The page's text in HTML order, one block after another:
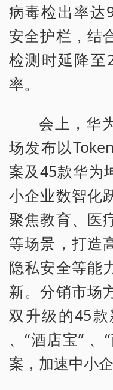
病毒检出率达
安全护栏，结
检测时延降至
率。
会上，华
场发布以
案及45款华为
小企业数智化
聚焦教育、医
等场景，打造
隐私安全等能
新。分销市场
双升级的45
、“酒店宝” 、
案，加速中小